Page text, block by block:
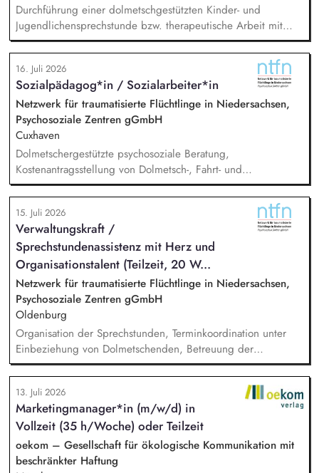
Durchführung einer dolmetschgestützten Kinder- und
Jugendlichensprechstunde bzw. therapeutische Arbeit mit
geflüchteten Kindern und Jugendlichen /
(trauma-)pädagogische Fachberatung, Dokumentation und
Austausch mit dem Team, Stellungnahmen, Mitarbeit in
externen Netzwerken und Arbeitsgruppen.
16. Juli 2026
Sozialpädagog*in / Sozialarbeiter*in
Netzwerk für traumatisierte Flüchtlinge in Niedersachsen,
Psychosoziale Zentren gGmbH
Cuxhaven
Dolmetschergestützte psychosoziale Beratung,
Kostenantragsstellung von Dolmetsch-, Fahrt- und
Therapiekosten, Mitarbeit in externen Netzwerken und
Arbeitsgruppen, Vermittlung in die psychiatrische /
psychotherapeutische Regelversorgung.
15. Juli 2026
Verwaltungskraft /
Sprechstundenassistenz mit Herz und
Organisationstalent (Teilzeit, 20 W...
Netzwerk für traumatisierte Flüchtlinge in Niedersachsen,
Psychosoziale Zentren gGmbH
Oldenburg
Organisation der Sprechstunden, Terminkoordination unter
Einbeziehung von Dolmetschenden, Betreuung der
telefonischen Sprechzeiten, Datenbankpflege, allgemeine
Verwaltungstätigkeiten, Unterstützung bei der Vermittlung in
die Regelversorgung.
13. Juli 2026
Marketingmanager*in (m/w/d) in
Vollzeit (35 h/Woche) oder Teilzeit
oekom – Gesellschaft für ökologische Kommunikation mit
beschränkter Haftung